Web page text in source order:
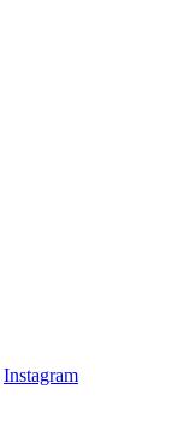
Instagram